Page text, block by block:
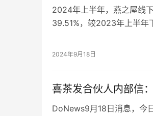
2024年上半年，燕之屋线
39.51%，较2023年上半年
51.24%，毛利率下降主要
期增加了1.01亿元，增幅
2024年9月18日
喜茶发合伙人内部信
DoNews9月18日消息，今